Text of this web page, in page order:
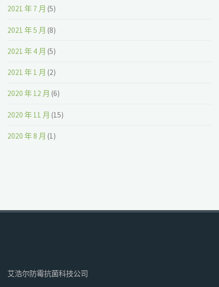
2021 年 7 月 (5)
2021 年 5 月 (8)
2021 年 4 月 (5)
2021 年 1 月 (2)
2020 年 12 月 (6)
2020 年 11 月 (15)
2020 年 8 月 (1)
艾浩尔防霉抗菌科技公司